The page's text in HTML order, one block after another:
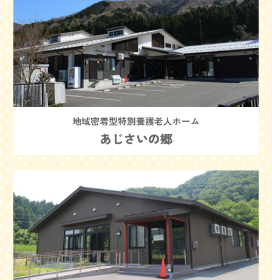
地域密着型特別養護老人ホーム
あじさいの郷